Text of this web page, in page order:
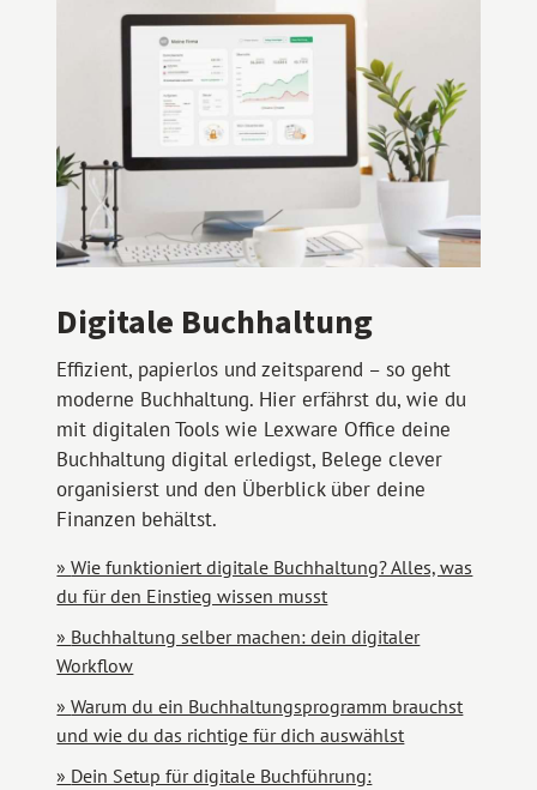
Digitale Buchhaltung
Effizient, papierlos und zeitsparend – so geht
moderne Buchhaltung. Hier erfährst du, wie du
mit digitalen Tools wie Lexware Office deine
Buchhaltung digital erledigst, Belege clever
organisierst und den Überblick über deine
Finanzen behältst.
Wie funktioniert digitale Buchhaltung? Alles, was
du für den Einstieg wissen musst
Buchhaltung selber machen: dein digitaler
Workflow
Warum du ein Buchhaltungsprogramm brauchst
und wie du das richtige für dich auswählst
Dein Setup für digitale Buchführung: